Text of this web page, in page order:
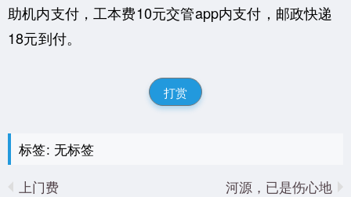
助机内支付，工本费10元交管app内支付，邮政快递
18元到付。
打赏
标签: 无标签
上门费
河源，已是伤心地